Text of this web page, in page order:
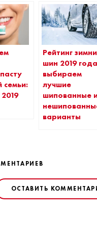
семьи:
Рейтинг
шин 2019
выбираем
лучшие
шипованные
варианты
ОСТАВИТЬ